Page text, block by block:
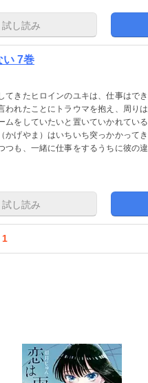
試し読み
い 7巻
てきたヒロインのユキは、仕事はで
われたことにトラウマを抱え、周り
ムをしていたいと置いていかれてい
かげやま）はいちいち突っかかって
つも、一緒に仕事をするうちに彼の
試し読み
1